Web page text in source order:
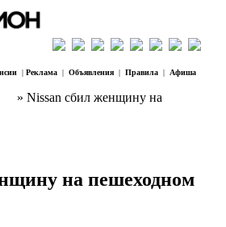
| Реклама | Объявления | Правила | Афиша
» Nissan сбил женщину на
на пешеходном